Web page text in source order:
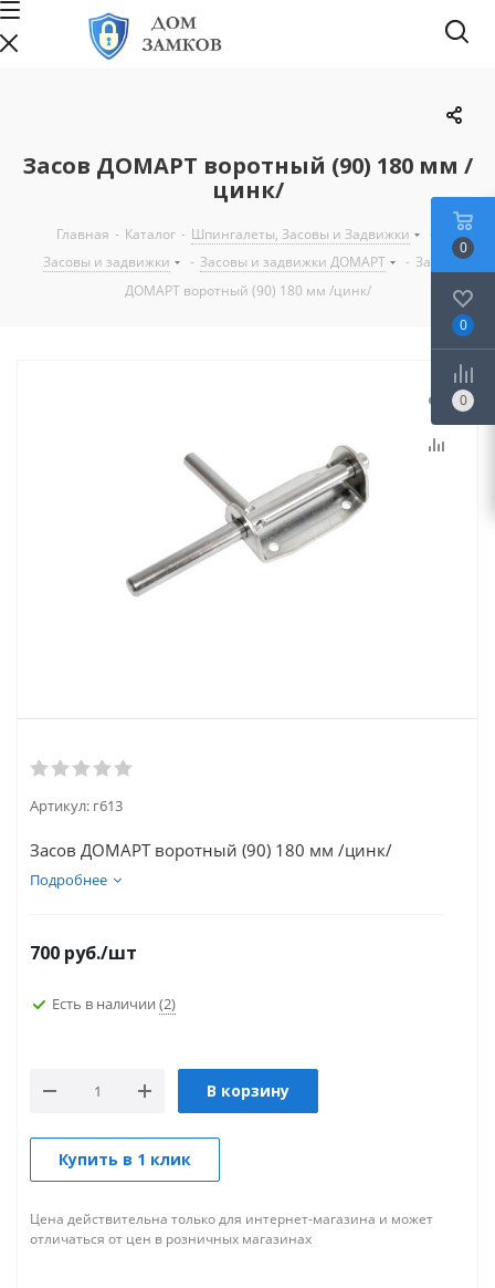
Засов ДОМАРТ воротный (90) 180 мм /
цинк/
Главная - Каталог - Шпингалеты, Засовы и Задвижки
-
Засовы и задвижки
- Засовы и задвижки ДОМАРТ - Засов
ДОМАРТ воротный (90) 180 мм /цинк/
Артикул: г613
Засов ДОМАРТ воротный (90) 180 мм /цинк/
Подробнее
700 руб./шт
Есть в наличии (2)
В корзину
Купить в 1 клик
Цена действительна только для интернет-магазина и может
отличаться от цен в розничных магазинах
0
0
0